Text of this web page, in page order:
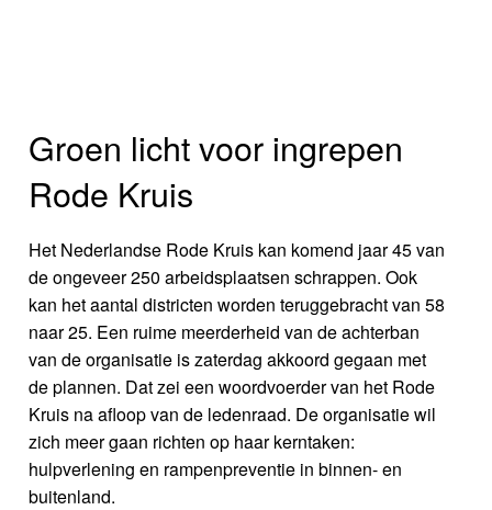
Groen licht voor ingrepen
Rode Kruis
Het Nederlandse Rode Kruis kan komend jaar 45 van
de ongeveer 250 arbeidsplaatsen schrappen. Ook
kan het aantal districten worden teruggebracht van 58
naar 25. Een ruime meerderheid van de achterban
van de organisatie is zaterdag akkoord gegaan met
de plannen. Dat zei een woordvoerder van het Rode
Kruis na afloop van de ledenraad. De organisatie wil
zich meer gaan richten op haar kerntaken:
hulpverlening en rampenpreventie in binnen- en
buitenland.